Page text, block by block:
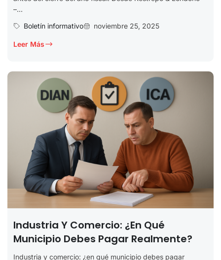
–...
Boletín informativo
noviembre 25, 2025
Leer Más
Industria Y Comercio: ¿en Qué
Municipio Debes Pagar Realmente?
Industria y comercio: ¿en qué municipio debes pagar